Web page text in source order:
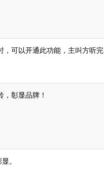
，可以开通此功能，主叫方听完
彰显品牌！
。